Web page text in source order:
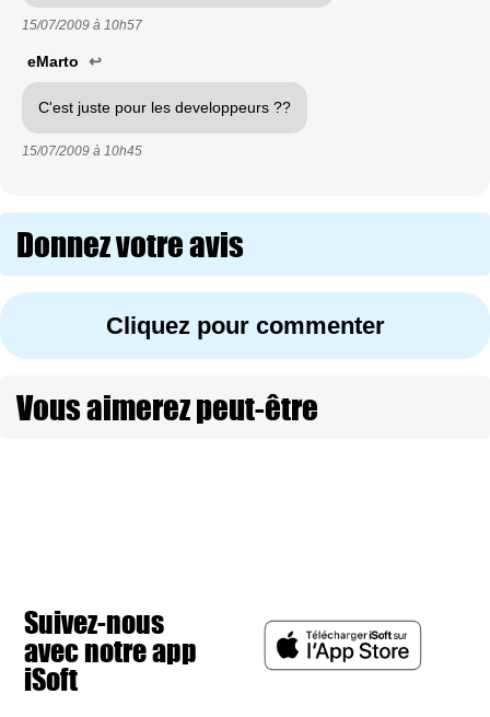
15/07/2009 à 10h57
eMarto ↩
C'est juste pour les developpeurs ??
15/07/2009 à 10h45
Donnez votre avis
Cliquez pour commenter
Vous aimerez peut-être
Suivez-nous
avec notre app
iSoft